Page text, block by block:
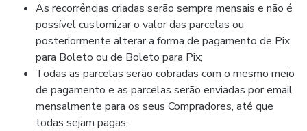
As recorrências criadas serão sempre mensais e não é
possível customizar o valor das parcelas ou
posteriormente alterar a forma de pagamento de Pix
para Boleto ou de Boleto para Pix;
Todas as parcelas serão cobradas com o mesmo meio
de pagamento e as parcelas serão enviadas por email
mensalmente para os seus Compradores, até que
todas sejam pagas;